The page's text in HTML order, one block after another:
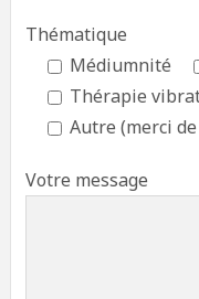
Thématique
Médiumnité
Thérapie
Autre (merci
Votre message